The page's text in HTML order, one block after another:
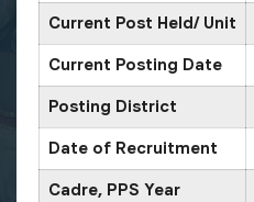
Current Post Held/ Unit
Current Posting Date
Posting District
Date of Recruitment
Cadre, PPS Year